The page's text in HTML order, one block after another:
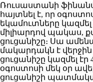
Ռուսաստանի
հայտնել է, որ
եկամուտները կազմել
միլիարդով պակաս,
ցուցանիշը։ Սա
մակարդակն է վերջին
ցուցանիշը կազմել էր
օգոստոսի մեկ օր
ցուցանիշի